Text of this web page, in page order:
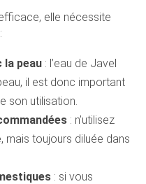
elle nécessite
la peau: l’eau de Javel
il est donc important
son utilisation.
: n’utilisez
mais toujours diluée dans
: si vous